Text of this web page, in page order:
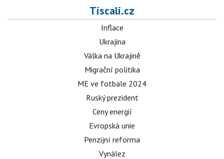
Tiscali.cz
Inflace
Ukrajina
Válka na Ukrajině
Migrační politika
ME ve fotbale 2024
Ruský prezident
Ceny energií
Evropská unie
Penzijní reforma
Vynález